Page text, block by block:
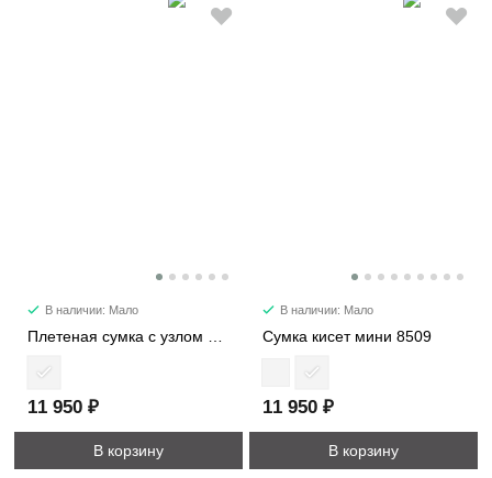
В наличии: Мало
11 950 ₽
В корзину
В наличии: Мало
Сумка кисет мини 8509
11 950 ₽
В корзину